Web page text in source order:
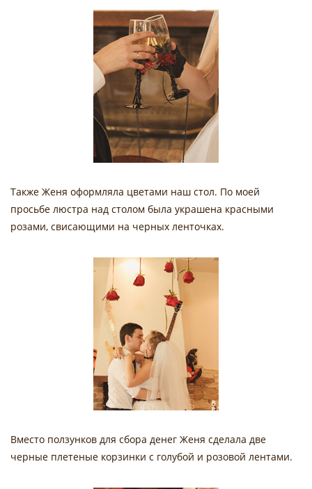
Также Женя оформляла цветами наш стол. По моей
просьбе люстра над столом была украшена красными
розами, свисающими на черных ленточках.
Вместо ползунков для сбора денег Женя сделала две
черные плетеные корзинки с голубой и розовой лентами.